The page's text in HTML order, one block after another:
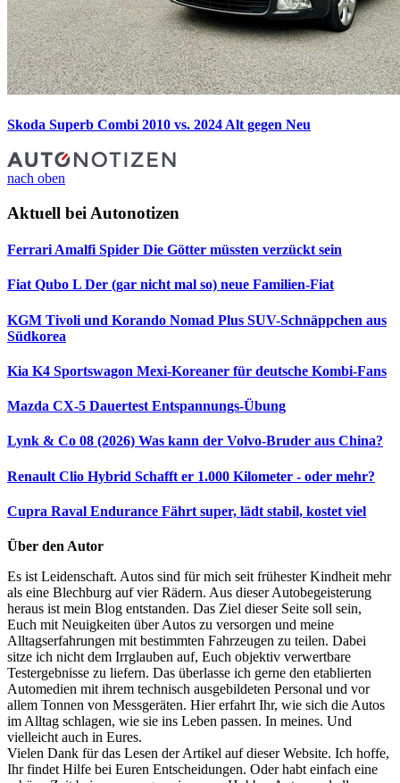
Skoda Superb Combi 2010 vs. 2024 Alt gegen Neu
nach oben
Aktuell bei Autonotizen
Ferrari Amalfi Spider Die Götter müssten verzückt sein
Fiat Qubo L Der (gar nicht mal so) neue Familien-Fiat
KGM Tivoli und Korando Nomad Plus SUV-Schnäppchen aus
Südkorea
Kia K4 Sportswagon Mexi-Koreaner für deutsche Kombi-Fans
Mazda CX-5 Dauertest Entspannungs-Übung
Lynk & Co 08 (2026) Was kann der Volvo-Bruder aus China?
Renault Clio Hybrid Schafft er 1.000 Kilometer - oder mehr?
Cupra Raval Endurance Fährt super, lädt stabil, kostet viel
Über den Autor
Es ist Leidenschaft. Autos sind für mich seit frühester Kindheit mehr
als eine Blechburg auf vier Rädern. Aus dieser Autobegeisterung
heraus ist mein Blog entstanden. Das Ziel dieser Seite soll sein,
Euch mit Neuigkeiten über Autos zu versorgen und meine
Alltagserfahrungen mit bestimmten Fahrzeugen zu teilen. Dabei
sitze ich nicht dem Irrglauben auf, Euch objektiv verwertbare
Testergebnisse zu liefern. Das überlasse ich gerne den etablierten
Automedien mit ihrem technisch ausgebildeten Personal und vor
allem Tonnen von Messgeräten. Hier erfahrt Ihr, wie sich die Autos
im Alltag schlagen, wie sie ins Leben passen. In meines. Und
vielleicht auch in Eures.
Vielen Dank für das Lesen der Artikel auf dieser Website. Ich hoffe,
Ihr findet Hilfe bei Euren Entscheidungen. Oder habt einfach eine